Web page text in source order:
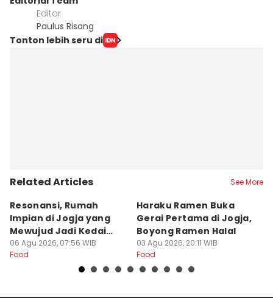
Editor
Paulus Risang
Tonton lebih seru di
Related Articles See More
Resonansi, Rumah
Impian di Jogja yang
Mewujud Jadi Kedai
Ramen dan Burger
06 Agu 2026, 07:56 WIB
Food
Haraku Ramen Buka
Gerai Pertama di Jogja,
Boyong Ramen Halal
03 Agu 2026, 20:11 WIB
Food